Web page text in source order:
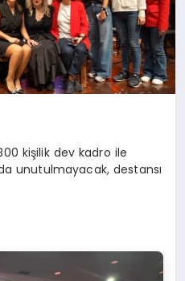
kişilik dev kadro ile
unutulmayacak, destansı